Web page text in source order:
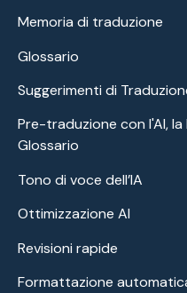
Memoria di traduzione
Glossario
Suggerimenti di
Pre-traduzione con l'AI,
Glossario
Tono di voce dell’IA
Ottimizzazione AI
Revisioni rapide
Formattazione